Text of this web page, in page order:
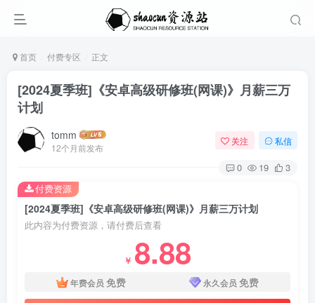
首页 付费专区 正文
[2024夏季班]《安卓高级研修班(网课)》月薪三万
计划
tomm
12个月前发布
关注 私信
0 19 3
[2024夏季班]《安卓高级研修班(网课)》月薪三万计划
此内容为付费资源，请付费后查看
￥ 8.88
年费会员 免费 永久会员 免费
付费资源